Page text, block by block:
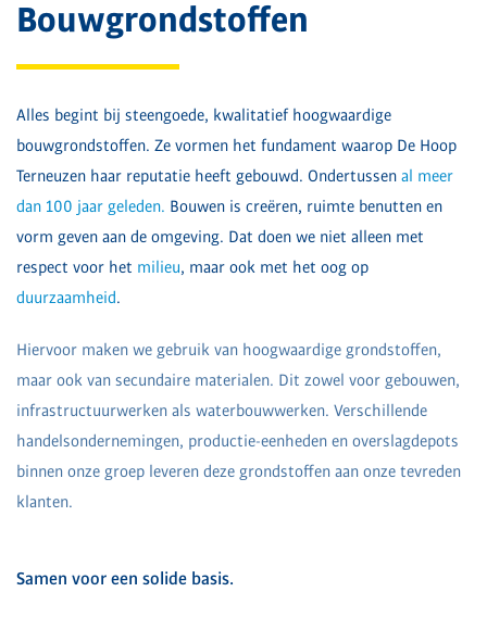
Bouwgrondstoffen
Alles begint bij steengoede, kwalitatief hoogwaardige
bouwgrondstoffen. Ze vormen het fundament waarop De Hoop
Terneuzen haar reputatie heeft gebouwd. Ondertussen al meer
dan 100 jaar geleden. Bouwen is creëren, ruimte benutten en
vorm geven aan de omgeving. Dat doen we niet alleen met
respect voor het milieu, maar ook met het oog op
duurzaamheid.
Hiervoor maken we gebruik van hoogwaardige grondstoffen,
maar ook van secundaire materialen. Dit zowel voor gebouwen,
infrastructuurwerken als waterbouwwerken. Verschillende
handelsondernemingen, productie-eenheden en overslagdepots
binnen onze groep leveren deze grondstoffen aan onze tevreden
klanten.
Samen voor een solide basis.